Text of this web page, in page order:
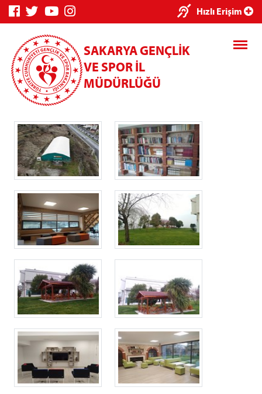
Hızlı Erişim
SAKARYA GENÇLİK
VE SPOR İL
MÜDÜRLÜĞÜ
×
Genç Bilgi
Sistemi
Spor Bilgi
Sistemi
Kredi/Yurt
Kredi/Yurt E-
Ödeme